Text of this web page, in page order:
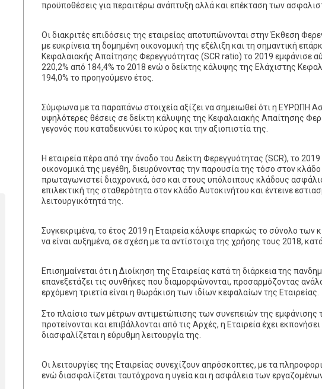
προϋποθέσεις για περαιτέρω ανάπτυξη αλλά και επέκταση των
Οι διακριτές επιδόσεις της εταιρείας αποτυπώνονται στην Έκθεση
με ευκρίνεια τη δομημένη οικονομική της εξέλιξη και τη σημαντική
Κεφαλαιακής Απαίτησης Φερεγγυότητας (SCR ratio) το 2019 εμφάνισε
220,2% από 184,4% το 2018 ενώ ο δείκτης κάλυψης της Ελάχιστης
194,0% το προηγούμενο έτος.
Σύμφωνα με τα παραπάνω στοιχεία αξίζει να σημειωθεί ότι η ΕΥΡΩΠΗ
υψηλότερες θέσεις σε δείκτη κάλυψης της Κεφαλαιακής Απαίτησης
γεγονός που καταδεικνύει το κύρος και την αξιοπιστία της.
Η εταιρεία πέρα από την άνοδο του Δείκτη Φερεγγυότητας (SCR), το
οικονομικά της μεγέθη, διευρύνοντας την παρουσία της τόσο στον
πρωταγωνιστεί διαχρονικά, όσο και στους υπόλοιπους κλάδους
επιλεκτική της σταθερότητα στον κλάδο Αυτοκινήτου και έντεινε
λειτουργικότητά της.
Συγκεκριμένα, το έτος 2019 η Εταιρεία κάλυψε επαρκώς το σύνολο των
να είναι αυξημένα, σε σχέση με τα αντίστοιχα της χρήσης τους 2018,
Επισημαίνεται ότι η Διοίκηση της Εταιρείας κατά τη διάρκεια της
επανεξετάζει τις συνθήκες που διαμορφώνονται, προσαρμόζοντας
ερχόμενη τριετία είναι η θωράκιση των ιδίων κεφαλαίων της Εταιρείας.
Στο πλαίσιο των μέτρων αντιμετώπισης των συνεπειών της εμφάνισης
προτείνονται και επιβάλλονται από τις Αρχές, η Εταιρεία έχει
διασφαλίζεται η εύρυθμη λειτουργία της.
Οι λειτουργίες της Εταιρείας συνεχίζουν απρόσκοπτες, με τα
ενώ διασφαλίζεται ταυτόχρονα η υγεία και η ασφάλεια των